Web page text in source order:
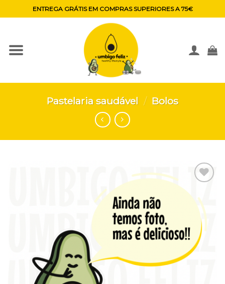
to
ENTREGA GRÁTIS EM COMPRAS SUPERIORES A 75€
Pastelaria saudável / Bolos
Adicionar
aos
favoritos